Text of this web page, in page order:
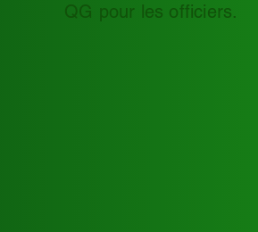
QG pour les officiers.